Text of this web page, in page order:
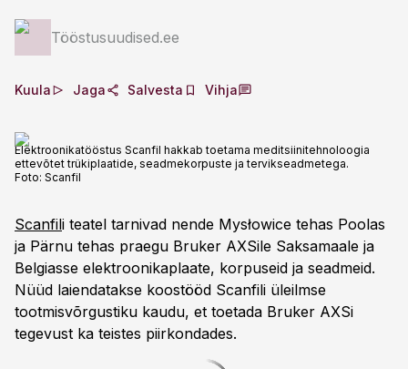
Tööstusuudised.ee
Kuula Jaga Salvesta Vihja
Elektroonikatööstus Scanfil hakkab toetama meditsiinitehnoloogia
ettevõtet trükiplaatide, seadmekorpuste ja tervikseadmetega.
Foto: Scanfil
Scanfili teatel tarnivad nende Mysłowice tehas Poolas
ja Pärnu tehas praegu Bruker AXSile Saksamaale ja
Belgiasse elektroonikaplaate, korpuseid ja seadmeid.
Nüüd laiendatakse koostööd Scanfili üleilmse
tootmisvõrgustiku kaudu, et toetada Bruker AXSi
tegevust ka teistes piirkondades.